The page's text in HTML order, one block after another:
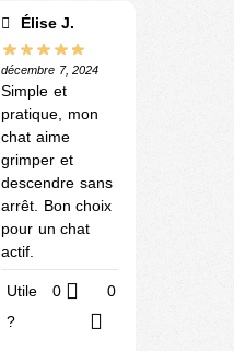
Élise J.
décembre 7, 2024
Simple et
pratique, mon
chat aime
grimper et
descendre sans
arrêt. Bon choix
pour un chat
actif.
Utile
?
0 0